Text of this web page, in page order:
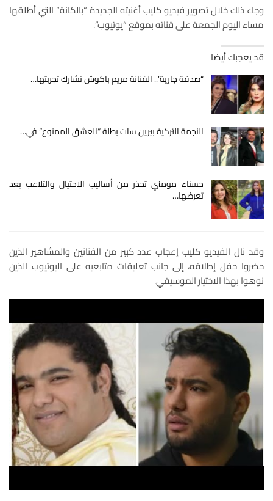
وجاء ذلك خلال تصوير فيديو كليب أغنيته الجديدة “بالكانة” التي أطلقها
مساء اليوم الجمعة على قناته بموقع “يوتيوب”.
قد يعجبك أيضا
“صدقة جارية”.. الفنانة مريم باكوش تشارك تجربتها…
النجمة التركية بيرين سات بطلة “العشق الممنوع” في…
حسناء مومني تحذر من أساليب الاحتيال والتلاعب بعد
تعرضها…
وقد نال الفيديو كليب إعجاب عدد كبير من الفنانين والمشاهير الذين
حضروا حفل إطلاقه، إلى جانب تعليقات متابعيه على اليوتيوب الذين
نوهوا بهذا الاختيار الموسيقي.